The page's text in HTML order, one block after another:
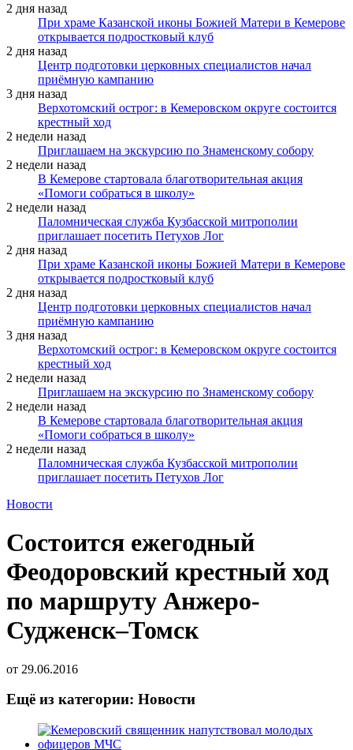
2 дня назад
При храме Казанской иконы Божией Матери в Кемерове
открывается подростковый клуб
2 дня назад
Центр подготовки церковных специалистов начал
приёмную кампанию
3 дня назад
Верхотомский острог: в Кемеровском округе состоится
крестный ход
2 недели назад
Приглашаем на экскурсию по Знаменскому собору
2 недели назад
В Кемерове стартовала благотворительная акция
«Помоги собраться в школу»
2 недели назад
Паломническая служба Кузбасской митрополии
приглашает посетить Петухов Лог
2 дня назад
При храме Казанской иконы Божией Матери в Кемерове
открывается подростковый клуб
2 дня назад
Центр подготовки церковных специалистов начал
приёмную кампанию
3 дня назад
Верхотомский острог: в Кемеровском округе состоится
крестный ход
2 недели назад
Приглашаем на экскурсию по Знаменскому собору
2 недели назад
В Кемерове стартовала благотворительная акция
«Помоги собраться в школу»
2 недели назад
Паломническая служба Кузбасской митрополии
приглашает посетить Петухов Лог
Новости
Состоится ежегодный
Феодоровский крестный ход
по маршруту Анжеро-
Судженск–Томск
от 29.06.2016
Ещё из категории: Новости